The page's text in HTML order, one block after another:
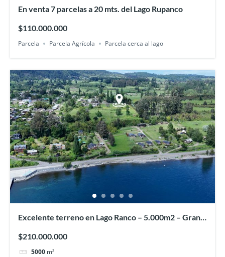
En venta 7 parcelas a 20 mts. del Lago Rupanco
$110.000.000
Parcela Parcela Agrícola Parcela cerca al lago
Excelente terreno en Lago Ranco – 5.000m2 – Gran
$210.000.000
5000 m²